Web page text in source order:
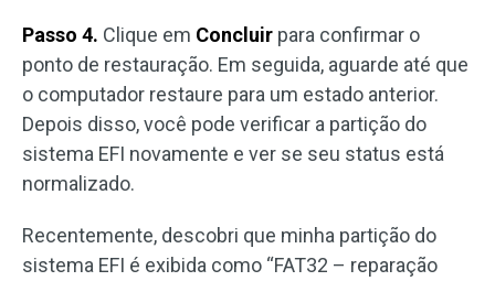
Passo 4. Clique em Concluir para confirmar o
ponto de restauração. Em seguida, aguarde até que
o computador restaure para um estado anterior.
Depois disso, você pode verificar a partição do
sistema EFI novamente e ver se seu status está
normalizado.
Recentemente, descobri que minha partição do
sistema EFI é exibida como “FAT32 – reparação